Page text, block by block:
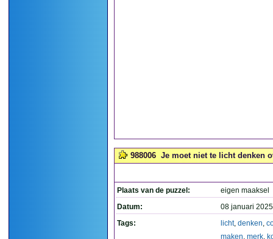
988006 Je moet niet te licht denken
Plaats van de puzzel:
eigen maaksel
Datum:
08 januari
Tags:
licht, denken,
maken, merk,